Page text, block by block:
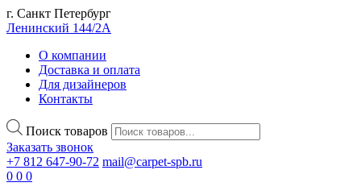
г. Санкт Петербург
Ленинский 144/2А
О компании
Доставка и оплата
Для дизайнеров
Контакты
Поиск товаров
Заказать звонок
+7 812 647-90-72 mail@carpet-spb.ru
0 0 0